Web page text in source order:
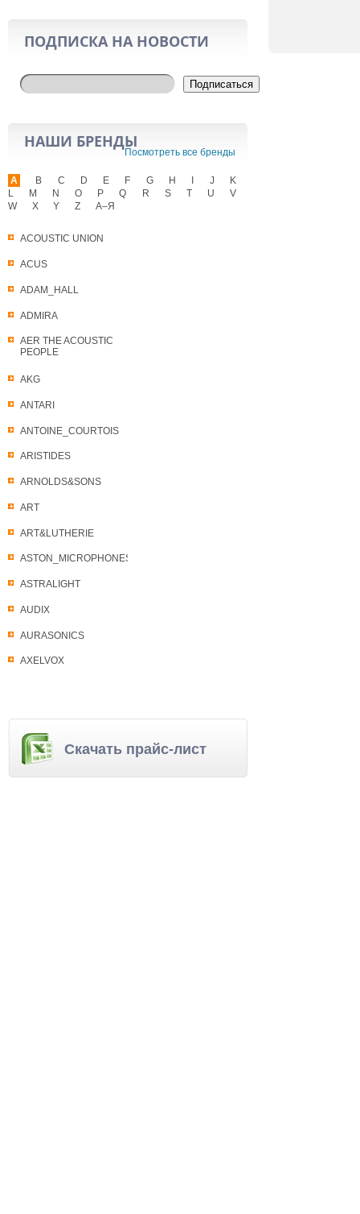
ПОДПИСКА НА НОВОСТИ
Подписаться
НАШИ БРЕНДЫ
Посмотреть все бренды
A
ACOUSTIC UNION
ACUS
ADAM_HALL
ADMIRA
AER THE ACOUSTIC
PEOPLE
AKG
ANTARI
ANTOINE_COURTOIS
ARISTIDES
ARNOLDS&SONS
ART
ART&LUTHERIE
ASTON_MICROPHONES
ASTRALIGHT
AUDIX
AURASONICS
AXELVOX
B C D E F G H J
K
L
M N O P Q R S T U
V
W
X Y Z А–Я
Скачать прайс-лист